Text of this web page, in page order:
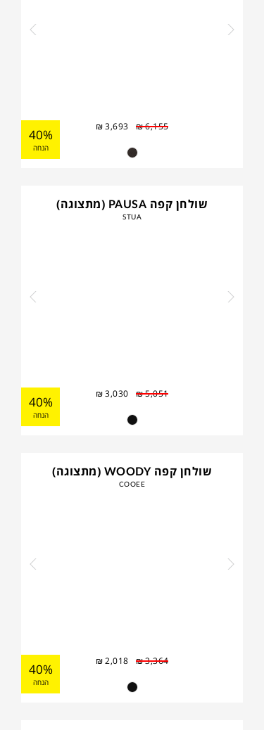
₪6,155
₪3,693
40%
הנחה
שולחן קפה PAUSA (מתצוגה)
STUA
₪5,051
₪3,030
40%
הנחה
שולחן קפה WOODY (מתצוגה)
COOEE
₪3,364
₪2,018
40%
הנחה